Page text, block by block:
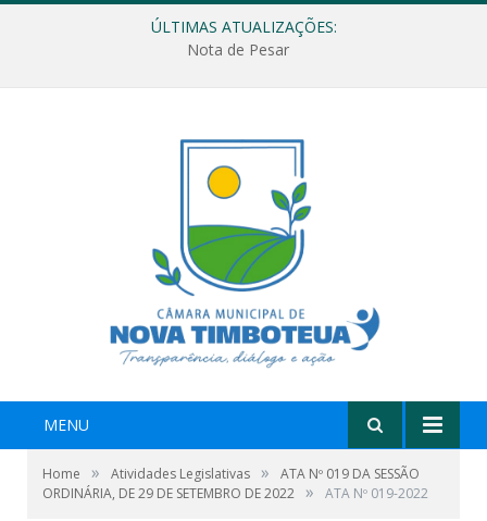
ÚLTIMAS ATUALIZAÇÕES:
Nota de Pesar
MENU
Home » Atividades Legislativas »
ATA Nº 019 DA SESSÃO
ORDINÁRIA, DE 29 DE SETEMBRO DE 2022 » ATA Nº 019-2022